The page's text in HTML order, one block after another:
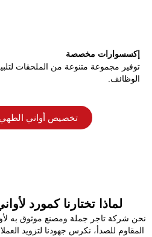
إكسسوارات مخصصة
توفير مجموعة متنوعة من الملحقات
الوظائف.
تخصيص أواني
لماذا تختارنا كمورد
نحن شركة تاجر جملة ومصنع موثوق به
المقاوم للصدأ، نكرس جهودنا لتزويد